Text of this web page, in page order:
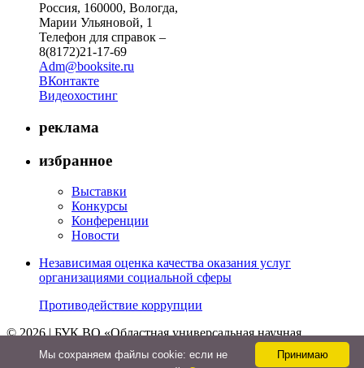
Россия, 160000, Вологда,
Марии Ульяновой, 1
Телефон для справок –
8(8172)21-17-69
Adm@booksite.ru
ВКонтакте
Видеохостинг
реклама
избранное
Выставки
Конкурсы
Конференции
Новости
Независимая оценка качества оказания услуг
организациями социальной сферы
Противодействие коррупции
© 2026 | БУК ВО «Областная универсальная научная
библиотека»
Принимаю
Мы cохраняем файлы cookie: если не